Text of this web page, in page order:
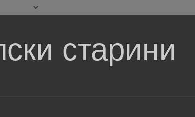
старини